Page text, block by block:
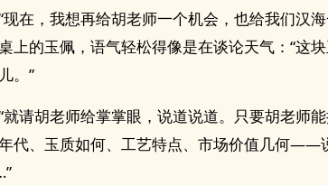
现在，我想再给胡老师一个机会，也给我们汉
上的玉佩，语气轻松得像是在谈论天气：“这
。”
就请胡老师给掌掌眼，说道说道。只要胡老
代、玉质如何、工艺特点、市场价值几何——